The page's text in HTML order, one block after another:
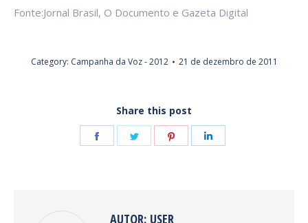
Fonte:Jornal Brasil, O Documento e Gazeta Digital
Category: Campanha da Voz - 2012 21 de dezembro de 2011
Share this post
Share
Share
Share
AUTOR: USER